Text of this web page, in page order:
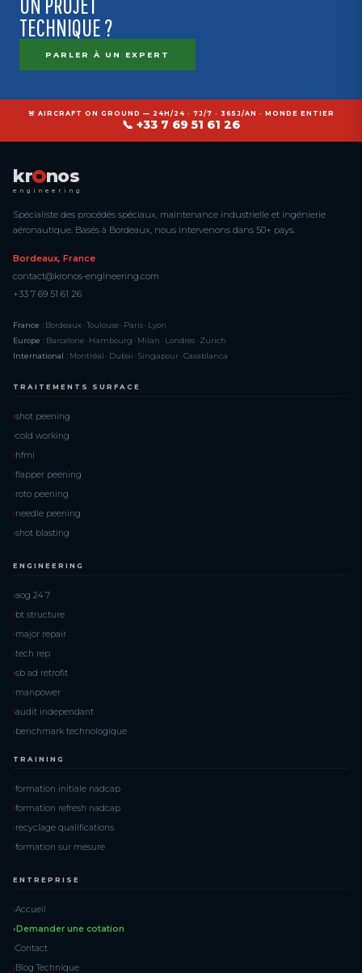
TECHNIQUE ?
PARLER À UN EXPERT
🚨 AIRCRAFT ON GROUND — 24H/24 · 7J/7 · 365J/AN · MONDE ENTIER
📞 +33 7 69 51 61 26
kr nos
engineering
Spécialiste des procédés spéciaux, maintenance industrielle et ingénierie
aéronautique. Basés à Bordeaux, nous intervenons dans 50+ pays.
Bordeaux, France
contact@kronos-engineering.com
+33 7 69 51 61 26
France : Bordeaux · Toulouse · Paris · Lyon
Europe : Barcelone · Hambourg · Milan · Londres · Zurich
International : Montréal · Dubai · Singapour · Casablanca
TRAITEMENTS SURFACE
shot peening
cold working
hfmi
flapper peening
roto peening
needle peening
shot blasting
ENGINEERING
aog 24 7
bt structure
major repair
tech rep
sb ad retrofit
manpower
audit independant
benchmark technologique
TRAINING
formation initiale nadcap
formation refresh nadcap
recyclage qualifications
formation sur mesure
ENTREPRISE
Accueil
Demander une cotation
Contact
Blog Technique